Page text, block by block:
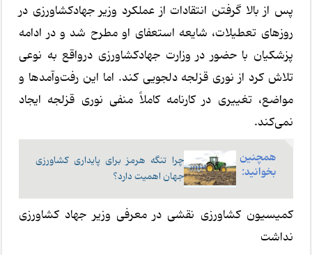
پس از بالا گرفتن انتقادات از عملکرد وزیر جهادکشاورزی در
روزهای تعطیلات، شایعه استعفای او مطرح شد و در ادامه
پزشکیان با حضور در وزارت جهادکشاورزی درواقع به نوعی
تلاش کرد از نوری قزلجه دلجویی کند. اما این رفت‌وآمدها و
مواضع، تغییری در کارنامه کاملاً منفی نوری قزلجه ایجاد
نمی‌کند.
همچنین
بخوانید:
چرا تنگه هرمز برای پایداری کشاورزی
جهان اهمیت دارد؟
کمیسیون کشاورزی نقشی در معرفی وزیر جهاد کشاورزی
نداشت